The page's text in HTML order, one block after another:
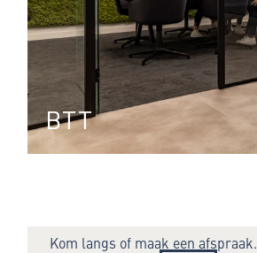
BTT
Kom langs of maak een afspraak.